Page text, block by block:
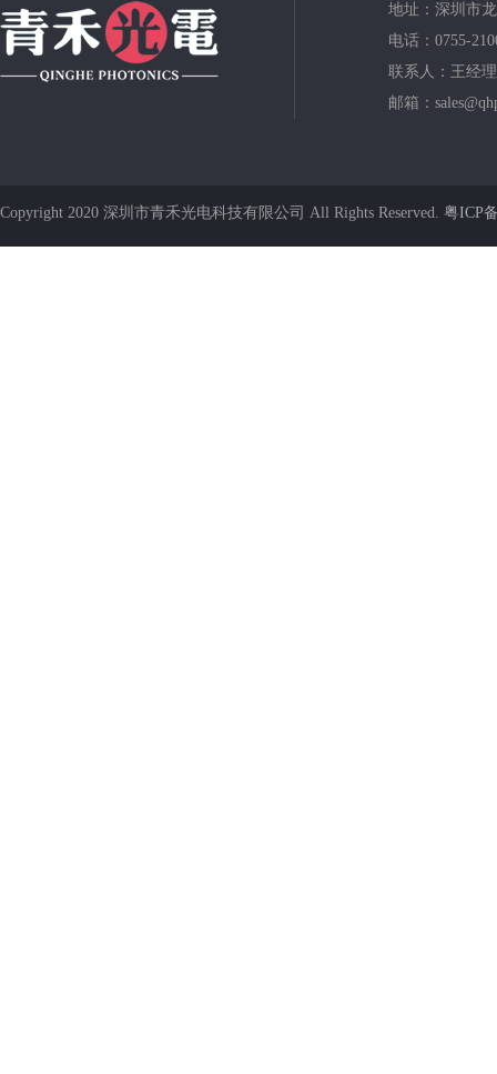
地址：深圳市
电话：0755-
联系人：王经理
邮箱：
Copyright 2020 深圳市青禾光电科技有限公司 All Rights Reserved. 粤ICP